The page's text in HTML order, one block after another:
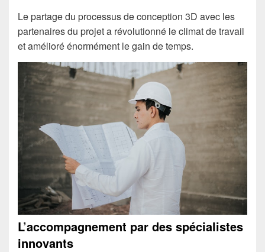
Le partage du processus de conception 3D avec les
partenaires du projet a révolutionné le climat de travail
et amélioré énormément le gain de temps.
L’accompagnement par des spécialistes
innovants